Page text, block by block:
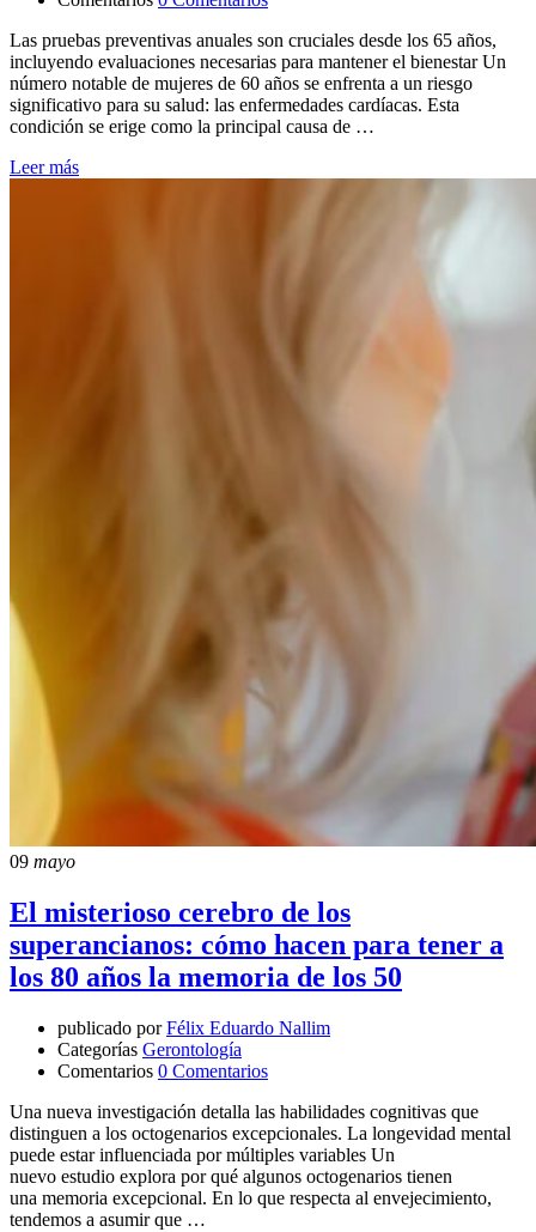
Las pruebas preventivas anuales son cruciales desde los 65 años,
incluyendo evaluaciones necesarias para mantener el bienestar Un
número notable de mujeres de 60 años se enfrenta a un riesgo
significativo para su salud: las enfermedades cardíacas. Esta
condición se erige como la principal causa de …
Leer más
09 mayo
El misterioso cerebro de los
superancianos: cómo hacen para tener a
los 80 años la memoria de los 50
publicado por Félix Eduardo Nallim
Categorías Gerontología
Comentarios 0 Comentarios
Una nueva investigación detalla las habilidades cognitivas que
distinguen a los octogenarios excepcionales. La longevidad mental
puede estar influenciada por múltiples variables Un
nuevo estudio explora por qué algunos octogenarios tienen
una memoria excepcional. En lo que respecta al envejecimiento,
tendemos a asumir que …